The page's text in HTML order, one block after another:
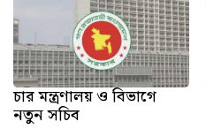
চার মন্ত্রণালয় ও বিভাগে
নতুন সচিব